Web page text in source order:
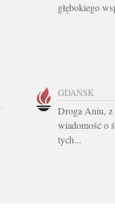
głębokiego
GDAŃSK
Droga Aniu, z
wiadomość o
tych...